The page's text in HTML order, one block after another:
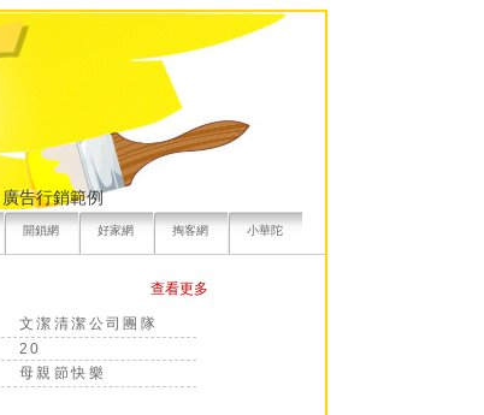
廣告行銷範例
開鎖網 好家網 掏客網 小華陀
查看更多
文潔清潔公司團隊
20
母親節快樂